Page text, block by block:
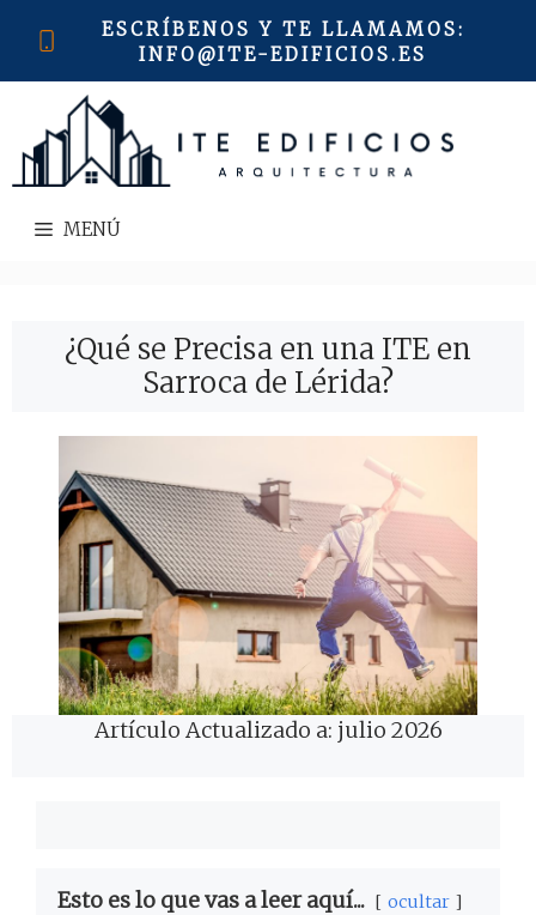
ESCRÍBENOS Y TE LLAMAMOS:
INFO@ITE-EDIFICIOS.ES
MENÚ
¿Qué se Precisa en una ITE en
Sarroca de Lérida?
Artículo Actualizado a: julio 2026
Esto es lo que vas a leer aquí... ocultar